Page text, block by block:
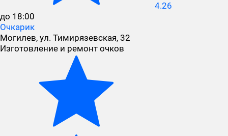
4.26
до 18:00
Очкарик
Могилев, ул. Тимирязевская, 32
Изготовление и ремонт очков